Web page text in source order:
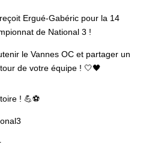
Ergué-Gabéric pour la 14
de National 3 !
le Vannes OC et partager un
de votre équipe ! 🤍🖤
! 💪⚽